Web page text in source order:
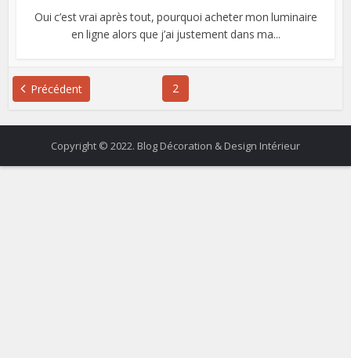
Oui c’est vrai après tout, pourquoi acheter mon luminaire
en ligne alors que j’ai justement dans ma...
Précédent 2
Copyright © 2022. Blog Décoration & Design Intérieur